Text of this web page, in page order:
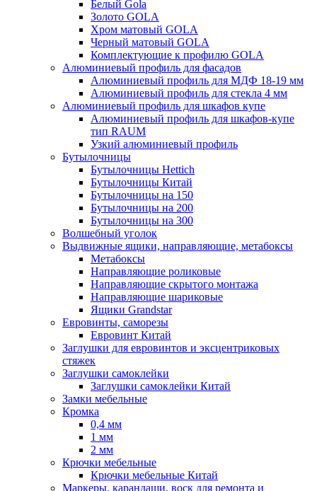
Белый Gola
Золото GOLA
Хром матовый GOLA
Черный матовый GOLA
Комплектующие к профилю GOLA
Алюминиевый профиль для фасадов
Алюминиевый профиль для МДФ 18-19 мм
Алюминиевый профиль для стекла 4 мм
Алюминиевый профиль для шкафов купе
Алюминиевый профиль для шкафов-купе
тип RAUM
Узкий алюминиевый профиль
Бутылочницы
Бутылочницы Hettich
Бутылочницы Китай
Бутылочницы на 150
Бутылочницы на 200
Бутылочницы на 300
Волшебный уголок
Выдвижные ящики, направляющие, метабоксы
Метабоксы
Направляющие роликовые
Направляющие скрытого монтажа
Направляющие шариковые
Ящики Grandstar
Евровинты, саморезы
Евровинт Китай
Заглушки для евровинтов и эксцентриковых
стяжек
Заглушки самоклейки
Заглушки самоклейки Китай
Замки мебельные
Кромка
0,4 мм
1 мм
2 мм
Крючки мебельные
Крючки мебельные Китай
Маркеры, карандаши, воск для ремонта и